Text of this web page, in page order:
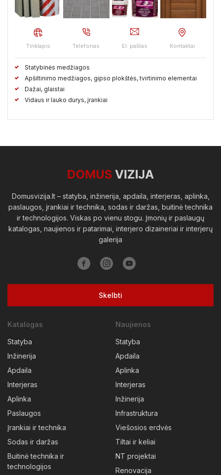
Tinklapis Telefonas El. paštas Kontaktai
Statybinės medžiagos
Apšiltinimo medžiagos, gipso plokštės, tvirtinimo elementai
Dažai, glaistai
Vidaus ir lauko durys, įrankiai
Domusvizija.lt – statyba, inžinerija, apdaila, interjeras, aplinka,
paslaugos, įrankiai ir technika, sodas ir daržas, buitinė technika
ir technologijos. Viskas po vienu stogu. Įmonių ir paslaugų
katalogas, naujienos ir patarimai, interjero dizaineriai ir interjerų
galerija
Skelbti
Katalogas
Statyba
Inžinerija
Apdaila
Interjeras
Aplinka
Paslaugos
Įrankiai ir technika
Sodas ir daržas
Buitinė technika ir
technologijos
Naujienos
Statyba
Apdaila
Aplinka
Interjeras
Inžinerija
Infrastruktura
Viešosios erdvės
Tiltai ir keliai
NT projektai
Renovacija